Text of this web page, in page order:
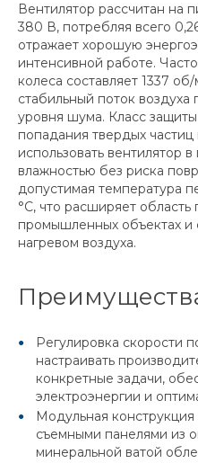
Вентилятор рассчитан на
380 В, потребляя всего
отражает хорошую
интенсивной работе.
колеса составляет 1337
стабильный поток
уровня шума. Класс
попадания твердых частиц
использовать вентилятор
влажностью без риска
допустимая температура
°C, что расширяет
промышленных объектах и
нагревом воздуха.
Регулировка скорости
настраивать
конкретные задачи,
электроэнергии и
Модульная
съемными панелями из
минеральной ватой